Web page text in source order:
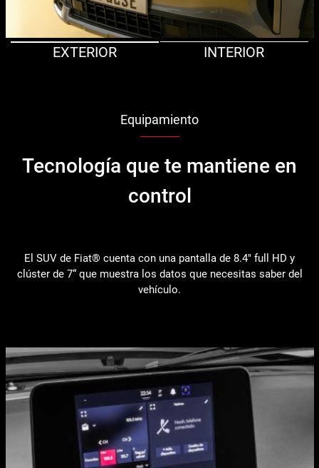
EXTERIOR INTERIOR
Equipamiento
Tecnología que te mantiene en
control
El SUV de Fiat® cuenta con una pantalla de 8.4" full HD y
clúster de 7“ que muestra los datos que necesitas saber del
vehículo.